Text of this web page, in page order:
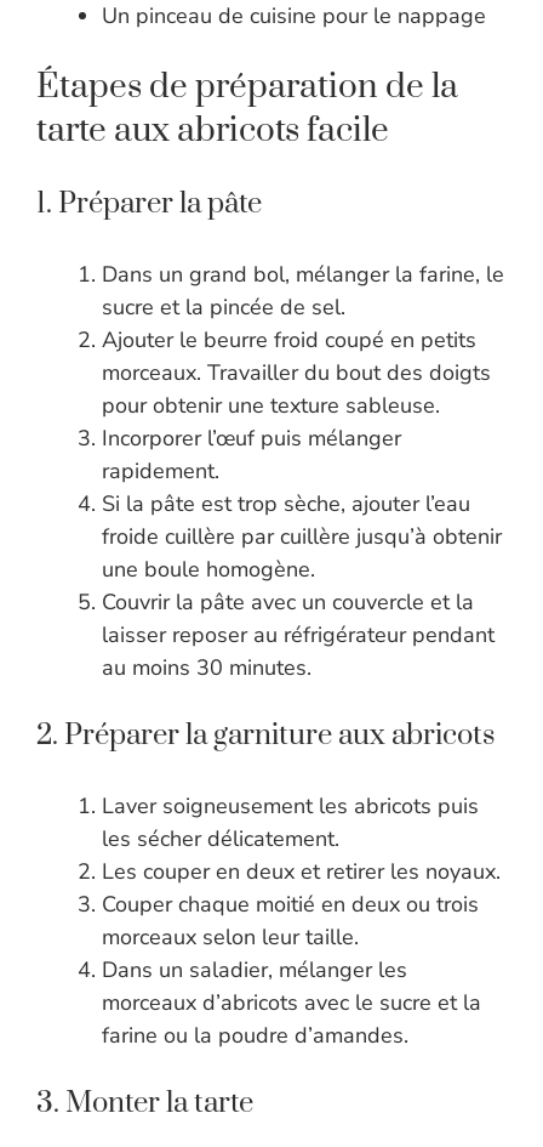
Un pinceau de cuisine pour le nappage
Étapes de préparation de la
tarte aux abricots facile
1. Préparer la pâte
Dans un grand bol, mélanger la farine, le
sucre et la pincée de sel.
Ajouter le beurre froid coupé en petits
morceaux. Travailler du bout des doigts
pour obtenir une texture sableuse.
Incorporer l’œuf puis mélanger
rapidement.
Si la pâte est trop sèche, ajouter l’eau
froide cuillère par cuillère jusqu’à obtenir
une boule homogène.
Couvrir la pâte avec un couvercle et la
laisser reposer au réfrigérateur pendant
au moins 30 minutes.
2. Préparer la garniture aux abricots
Laver soigneusement les abricots puis
les sécher délicatement.
Les couper en deux et retirer les noyaux.
Couper chaque moitié en deux ou trois
morceaux selon leur taille.
Dans un saladier, mélanger les
morceaux d’abricots avec le sucre et la
farine ou la poudre d’amandes.
3. Monter la tarte